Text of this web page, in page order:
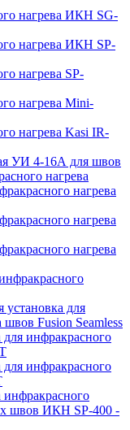
нагрева ИКН SG-
нагрева ИКН SP-
нагрева SP-
нагрева Mini-
нагрева Kasi IR-
УИ 4-16А для швов
нагрева
нагрева
нагрева
нагрева
установка для
швов Fusion Seamless
для инфракрасного
для инфракрасного
инфракрасного
швов ИКН SP-400 -